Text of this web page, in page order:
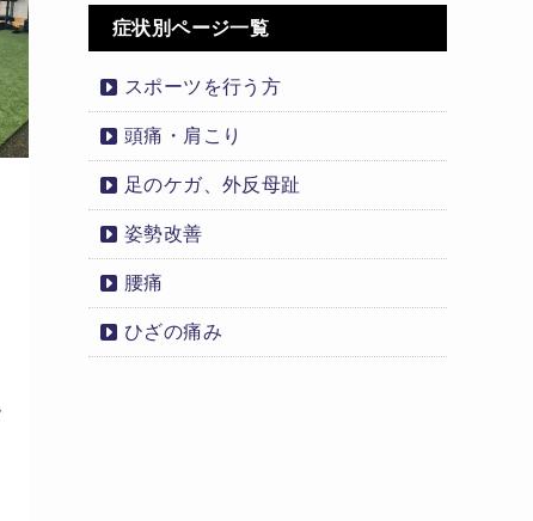
症状別ページ一覧
スポーツを行う方
頭痛・肩こり
足のケガ、外反母趾
姿勢改善
腰痛
ひざの痛み